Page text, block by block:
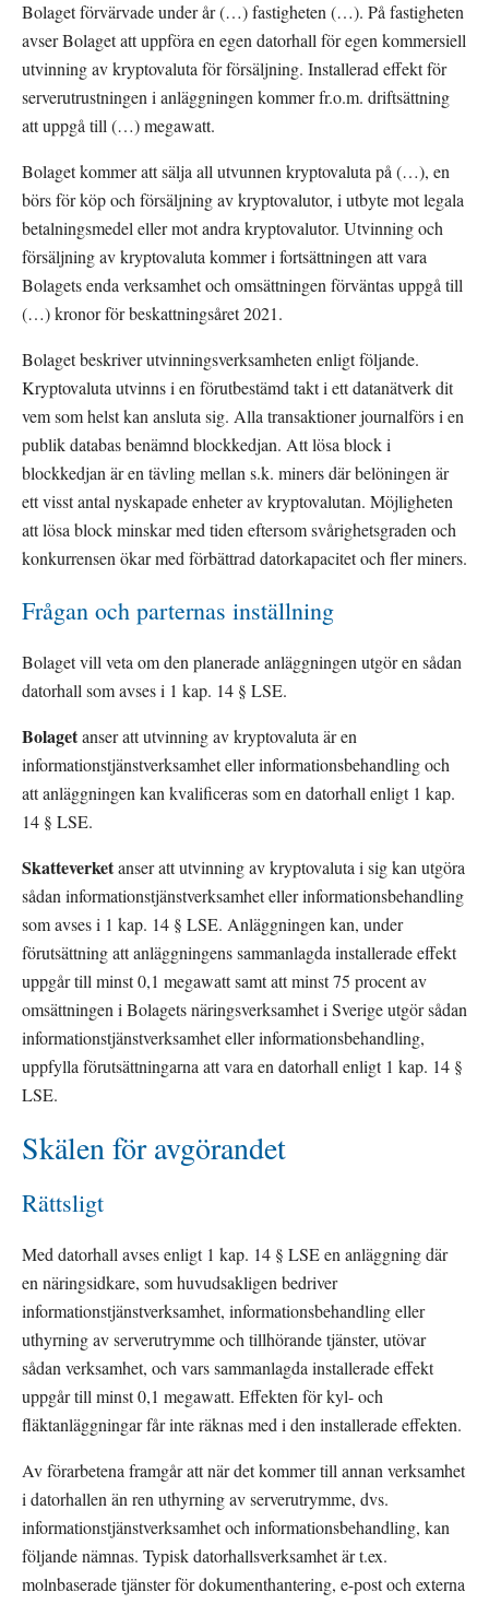
Bolaget förvärvade under år (…) fastigheten (…). På fastigheten
avser Bolaget att uppföra en egen datorhall för egen kommersiell
utvinning av kryptovaluta för försäljning. Installerad effekt för
serverutrustningen i anläggningen kommer fr.o.m. driftsättning
att uppgå till (…) megawatt.
Bolaget kommer att sälja all utvunnen kryptovaluta på (…), en
börs för köp och försäljning av kryptovalutor, i utbyte mot legala
betalningsmedel eller mot andra kryptovalutor. Utvinning och
försäljning av kryptovaluta kommer i fortsättningen att vara
Bolagets enda verksamhet och omsättningen förväntas uppgå till
(…) kronor för beskattningsåret 2021.
Bolaget beskriver utvinningsverksamheten enligt följande.
Kryptovaluta utvinns i en förutbestämd takt i ett datanätverk dit
vem som helst kan ansluta sig. Alla transaktioner journalförs i en
publik databas benämnd blockkedjan. Att lösa block i
blockkedjan är en tävling mellan s.k. miners där belöningen är
ett visst antal nyskapade enheter av kryptovalutan. Möjligheten
att lösa block minskar med tiden eftersom svårighetsgraden och
konkurrensen ökar med förbättrad datorkapacitet och fler miners.
Frågan och parternas inställning
Bolaget vill veta om den planerade anläggningen utgör en sådan
datorhall som avses i 1 kap. 14 § LSE.
Bolaget anser att utvinning av kryptovaluta är en
informationstjänstverksamhet eller informationsbehandling och
att anläggningen kan kvalificeras som en datorhall enligt 1 kap.
14 § LSE.
Skatteverket anser att utvinning av kryptovaluta i sig kan utgöra
sådan informationstjänstverksamhet eller informationsbehandling
som avses i 1 kap. 14 § LSE. Anläggningen kan, under
förutsättning att anläggningens sammanlagda installerade effekt
uppgår till minst 0,1 megawatt samt att minst 75 procent av
omsättningen i Bolagets näringsverksamhet i Sverige utgör sådan
informationstjänstverksamhet eller informationsbehandling,
uppfylla förutsättningarna att vara en datorhall enligt 1 kap. 14 §
LSE.
Skälen för avgörandet
Rättsligt
Med datorhall avses enligt 1 kap. 14 § LSE en anläggning där
en näringsidkare, som huvudsakligen bedriver
informationstjänstverksamhet, informationsbehandling eller
uthyrning av serverutrymme och tillhörande tjänster, utövar
sådan verksamhet, och vars sammanlagda installerade effekt
uppgår till minst 0,1 megawatt. Effekten för kyl- och
fläktanläggningar får inte räknas med i den installerade effekten.
Av förarbetena framgår att när det kommer till annan verksamhet
i datorhallen än ren uthyrning av serverutrymme, dvs.
informationstjänstverksamhet och informationsbehandling, kan
följande nämnas. Typisk datorhallsverksamhet är t.ex.
molnbaserade tjänster för dokumenthantering, e-post och externa